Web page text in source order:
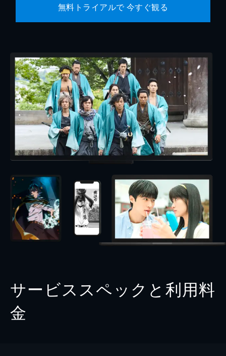
無料トライアルで 今すぐ観る
サービススペックと利用料
金